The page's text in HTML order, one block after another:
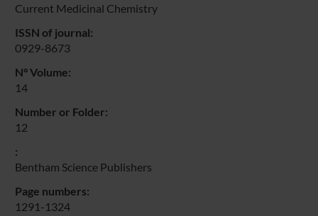
Current Medicinal Chemistry
ISSN of journal:
0929-8673
N° Volume:
14
Number or Folder:
12
:
Bentham Science Publishers
Page numbers:
1291-1324